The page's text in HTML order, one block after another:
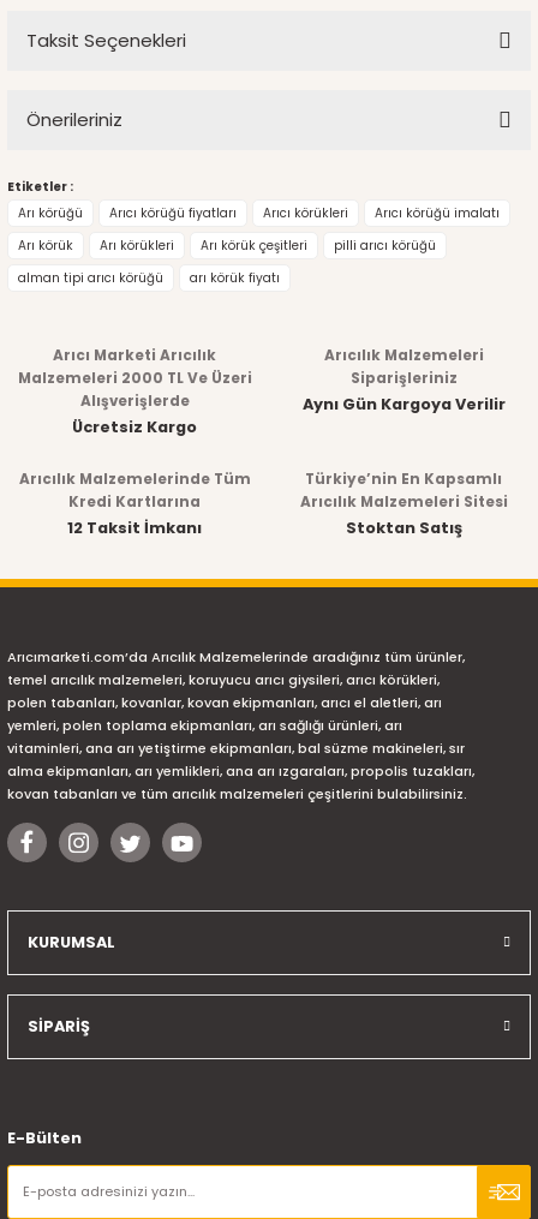
Taksit Seçenekleri
Önerileriniz
Bu ürünün fiyat bilgisi, resim, ürün açıklamalarında ve diğer
konularda yetersiz gördüğünüz noktaları öneri formunu
kullanarak tarafımıza iletebilirsiniz.
Görüş ve önerileriniz için teşekkür ederiz.
Ürün resmi kalitesiz, bozuk veya görüntülenemiyor.
Ürün açıklamasında eksik bilgiler bulunuyor.
Ürün fiyatı diğer sitelerden daha pahalı.
Gönder
Etiketler :
Arı körüğü
Arıcı körüğü fiyatları Arıcı körükleri
Arıcı körüğü imalatı
Arı körük
Arı körükleri Arı körük çeşitleri
pilli arıcı körüğü
alman tipi arıcı körüğü
arı körük fiyatı
Arıcı Marketi Arıcılık
Malzemeleri 2000 TL Ve Üzeri
Alışverişlerde
Ücretsiz Kargo
Arıcılık Malzemeleri
Siparişleriniz
Aynı Gün Kargoya Verilir
Arıcılık Malzemelerinde Tüm
Kredi Kartlarına
12 Taksit İmkanı
Türkiye’nin En Kapsamlı
Arıcılık Malzemeleri Sitesi
Stoktan Satış
Arıcımarketi.com’da Arıcılık Malzemelerinde aradığınız tüm ürünler,
temel arıcılık malzemeleri, koruyucu arıcı giysileri, arıcı körükleri,
polen tabanları, kovanlar, kovan ekipmanları, arıcı el aletleri, arı
yemleri, polen toplama ekipmanları, arı sağlığı ürünleri, arı
vitaminleri, ana arı yetiştirme ekipmanları, bal süzme makineleri, sır
alma ekipmanları, arı yemlikleri, ana arı ızgaraları, propolis tuzakları,
kovan tabanları ve tüm arıcılık malzemeleri çeşitlerini bulabilirsiniz.
KURUMSAL
SİPARİŞ
E-Bülten